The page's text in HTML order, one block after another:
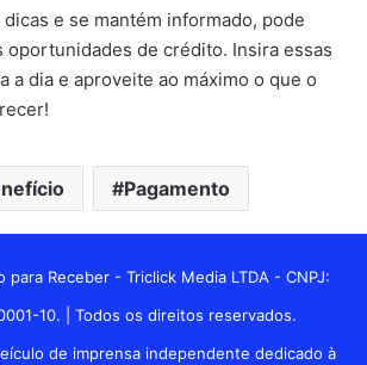
e se mantém informado, pode
oportunidades de crédito. Insira essas
a dia e aproveite ao máximo o que o
Pagamento
Receber - Triclick Media LTDA - CNPJ:
10. | Todos os direitos reservados.
de imprensa independente dedicado à